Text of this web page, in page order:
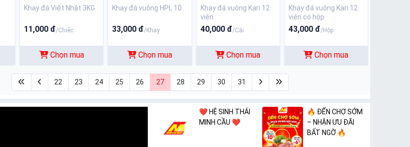
Khay đá Việt Nhật 3KG
11,000 đ/Chiếc
Chọn mua
Khay đá vuông HPL 10
33,000 đ/Khay
Chọn mua
Khay đá vuông Kari 12
viên
40,000 đ/Cái
Chọn mua
Khay đá vuông Kari 12
viên có hộp
43,000 đ/Hộp
Chọn mua
22 23 24 25 26 27 28 29 30 31
❤️ HỆ SINH THÁI
MINH CẦU ❤️
🔥 ĐẾN CHỢ SỚM
– NHẬN ƯU ĐÃI
BẤT NGỜ 🔥